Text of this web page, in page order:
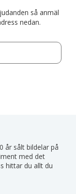
så anmäl
nedan.
år sålt bildelar på
med det
hittar du allt du